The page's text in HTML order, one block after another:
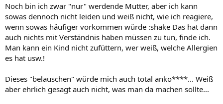
Noch bin ich zwar "nur" werdende Mutter, aber ich kann
sowas dennoch nicht leiden und weiß nicht, wie ich reagiere,
wenn sowas häufiger vorkommen würde :shake Das hat dann
auch nichts mit Verständnis haben müssen zu tun, finde ich.
Man kann ein Kind nicht zufüttern, wer weiß, welche Allergien
es hat usw.!
Dieses "belauschen" würde mich auch total anko****... Weiß
aber ehrlich gesagt auch nicht, was man da machen sollte...